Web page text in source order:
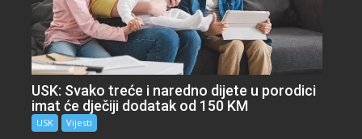
USK: Svako treće i naredno dijete u porodici
imat će dječiji dodatak od 150 KM
USK Vijesti